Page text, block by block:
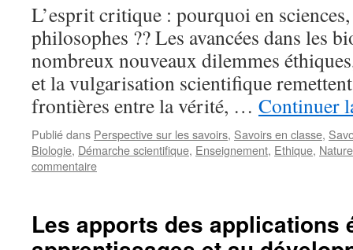
L’esprit critique : pourquoi en
philosophes ?? Les avancées dans les
nombreux nouveaux dilemmes
et la vulgarisation scientifique
frontières entre la vérité, … Continuer
Publié dans Perspective sur les savoirs, Savoirs en classe,
Biologie, Démarche scientifique, Enseignement, Ethique,
commentaire
Les apports des applications